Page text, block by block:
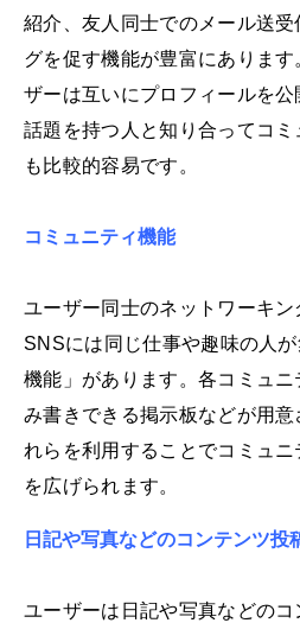
紹介、友人同士でのメール送
グを促す機能が豊富にありま
ザーは互いにプロフィールを
話題を持つ人と知り合ってコ
も比較的容易です。
コミュニティ機能
ユーザー同士のネットワーキン
SNSには同じ仕事や趣味の人
機能」があります。各コミュ
み書きできる掲示板などが用
れらを利用することでコミュ
を広げられます。
日記や写真などのコンテンツ投
ユーザーは日記や写真などのコ